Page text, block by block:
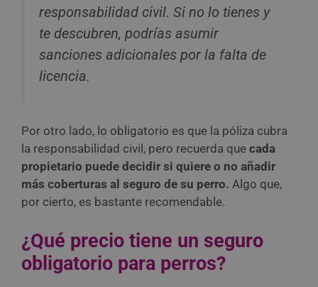
responsabilidad civil. Si no lo tienes y
te descubren, podrías asumir
sanciones adicionales por la falta de
licencia.
Por otro lado, lo obligatorio es que la póliza cubra
la responsabilidad civil, pero recuerda que cada
propietario puede decidir si quiere o no añadir
más coberturas al seguro de su perro. Algo que,
por cierto, es bastante recomendable.
¿Qué precio tiene un seguro
obligatorio para perros?